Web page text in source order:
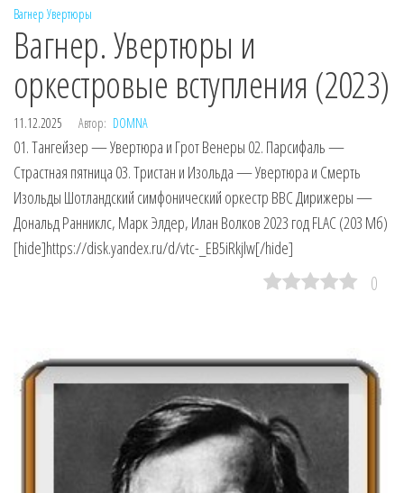
Вагнер Увертюры
Вагнер. Увертюры и
оркестровые вступления (2023)
11.12.2025 Автор: DOMNA
01. Тангейзер — Увертюра и Грот Венеры 02. Парсифаль —
Страстная пятница 03. Тристан и Изольда — Увертюра и Смерть
Изольды Шотландский симфонический оркестр BBC Дирижеры —
Дональд Ранниклс, Марк Элдер, Илан Волков 2023 год FLAC (203 Мб)
[hide]https://disk.yandex.ru/d/vtc-_EB5iRkjlw[/hide]
0